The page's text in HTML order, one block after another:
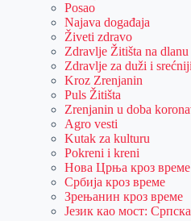
Posao
Najava događaja
Živeti zdravo
Zdravlje Žitišta na dlanu
Zdravlje za duži i
Kroz Zrenjanin
Puls Žitišta
Zrenjanin u doba
Agro vesti
Kutak za kulturu
Pokreni i kreni
Нова Црња кроз време
Србија кроз време
Зрењанин кроз време
Језик као мост: